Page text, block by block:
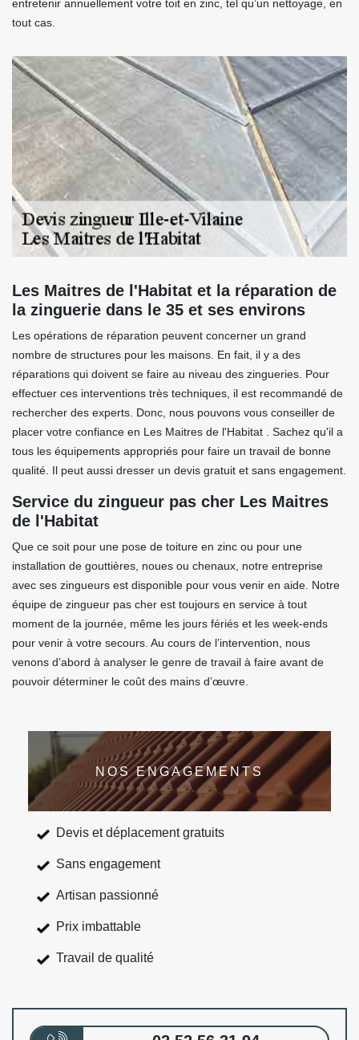
entretenir annuellement votre toit en zinc, tel qu’un nettoyage, en
tout cas.
Les Maitres de l'Habitat et la réparation de
la zinguerie dans le 35 et ses environs
Les opérations de réparation peuvent concerner un grand
nombre de structures pour les maisons. En fait, il y a des
réparations qui doivent se faire au niveau des zingueries. Pour
effectuer ces interventions très techniques, il est recommandé de
rechercher des experts. Donc, nous pouvons vous conseiller de
placer votre confiance en Les Maitres de l'Habitat . Sachez qu'il a
tous les équipements appropriés pour faire un travail de bonne
qualité. Il peut aussi dresser un devis gratuit et sans engagement.
Service du zingueur pas cher Les Maitres
de l'Habitat
Que ce soit pour une pose de toiture en zinc ou pour une
installation de gouttières, noues ou chenaux, notre entreprise
avec ses zingueurs est disponible pour vous venir en aide. Notre
équipe de zingueur pas cher est toujours en service à tout
moment de la journée, même les jours fériés et les week-ends
pour venir à votre secours. Au cours de l’intervention, nous
venons d’abord à analyser le genre de travail à faire avant de
pouvoir déterminer le coût des mains d’œuvre.
NOS ENGAGEMENTS
Devis et déplacement gratuits
Sans engagement
Artisan passionné
Prix imbattable
Travail de qualité